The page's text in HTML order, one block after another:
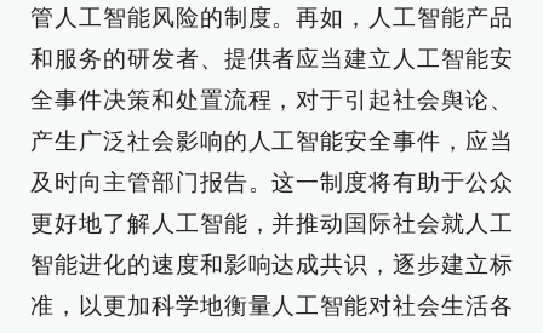
管人工智能风险的制度。再如，人工智能产品
和服务的研发者、提供者应当建立人工智能安
全事件决策和处置流程，对于引起社会舆论、
产生广泛社会影响的人工智能安全事件，应当
及时向主管部门报告。这一制度将有助于公众
更好地了解人工智能，并推动国际社会就人工
智能进化的速度和影响达成共识，逐步建立标
准，以更加科学地衡量人工智能对社会生活各